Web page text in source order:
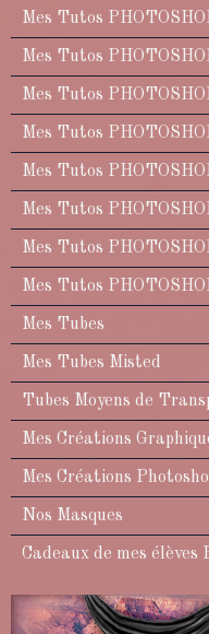
Mes Tutos
Mes Tutos
Mes Tutos
Mes Tutos
Mes Tutos
Mes Tutos
Mes Tutos
Mes Tutos
Mes Tubes
Mes Tubes Misted
Tubes Moyens de
Mes Créations
Mes Créations
Nos Masques
Cadeaux de mes élèves